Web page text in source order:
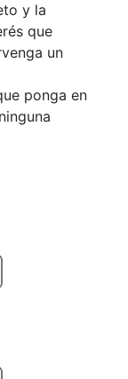
y la
que
un
ponga en